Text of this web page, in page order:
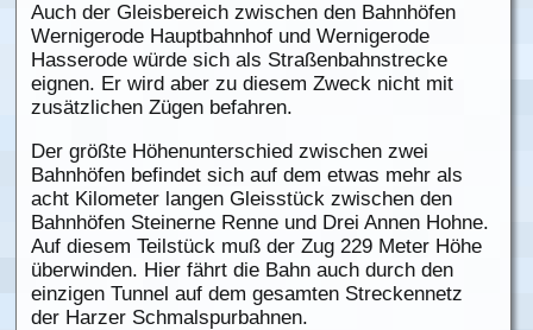
Auch der Gleisbereich zwischen den Bahnhöfen
Wernigerode Hauptbahnhof und Wernigerode
Hasserode würde sich als Straßenbahnstrecke
eignen. Er wird aber zu diesem Zweck nicht mit
zusätzlichen Zügen befahren.
Der größte Höhenunterschied zwischen zwei
Bahnhöfen befindet sich auf dem etwas mehr als
acht Kilometer langen Gleisstück zwischen den
Bahnhöfen Steinerne Renne und Drei Annen Hohne.
Auf diesem Teilstück muß der Zug 229 Meter Höhe
überwinden. Hier fährt die Bahn auch durch den
einzigen Tunnel auf dem gesamten Streckennetz
der Harzer Schmalspurbahnen.